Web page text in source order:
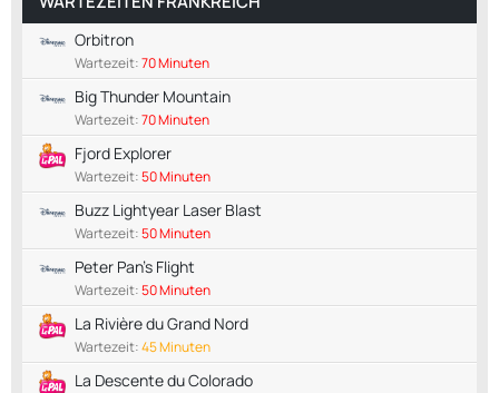
Orbitron
Wartezeit:70 Minuten
Big Thunder Mountain
Wartezeit:70 Minuten
Fjord Explorer
Wartezeit:50 Minuten
Buzz Lightyear Laser Blast
Wartezeit:50 Minuten
Peter Pan's Flight
Wartezeit:50 Minuten
La Rivière du Grand Nord
Wartezeit:45 Minuten
La Descente du Colorado